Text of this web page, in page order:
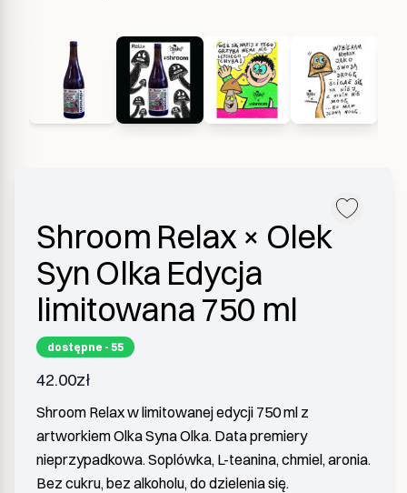
Shroom Relax × Olek
Syn Olka Edycja
limitowana 750 ml
dostępne - 55
42.00zł
Shroom Relax w limitowanej edycji 750 ml z
artworkiem Olka Syna Olka. Data premiery
nieprzypadkowa. Soplówka, L-teanina, chmiel, aronia.
Bez cukru, bez alkoholu, do dzielenia się.